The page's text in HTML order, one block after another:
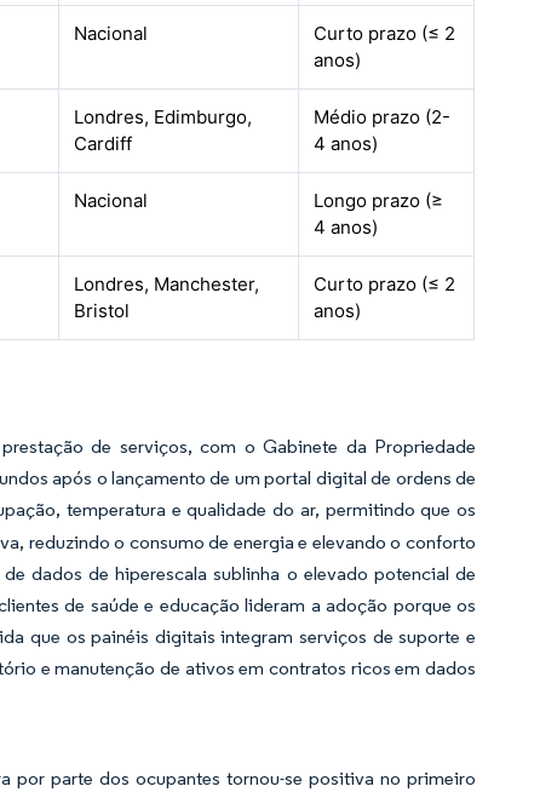
Nacional
Curto prazo (≤ 2
anos)
Londres, Edimburgo,
Cardiff
Médio prazo (2-
4 anos)
Nacional
Longo prazo (≥
4 anos)
Londres, Manchester,
Bristol
Curto prazo (≤ 2
anos)
de serviços, com o Gabinete da Propriedade
após o lançamento de um portal digital de ordens de
temperatura e qualidade do ar, permitindo que os
reduzindo o consumo de energia e elevando o conforto
dados de hiperescala sublinha o elevado potencial de
de saúde e educação lideram a adoção porque os
que os painéis digitais integram serviços de suporte e
e manutenção de ativos em contratos ricos em dados
por parte dos ocupantes tornou-se positiva no primeiro